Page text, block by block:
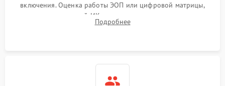
включения. Оценка работы ЭОП или цифровой матрицы,
проверка встроенной ИК-подсветки и механизма выверки
прицельной сетки. Выявление видимых дефектов оптики и
Подробнее